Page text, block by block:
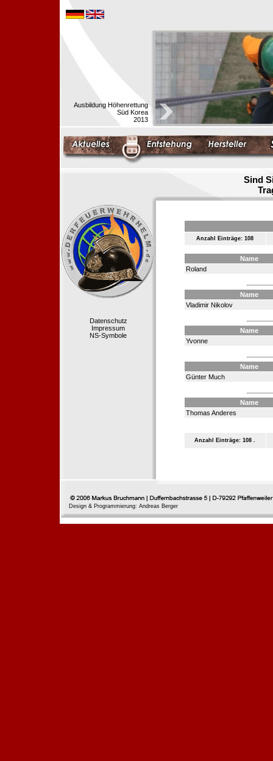
Ausbildung Höhenrettung
Süd Korea
2013
Sind
Datenschutz
Impressum
NS-Symbole
Anzahl Einträge: 108
Name
Roland
Name
Vladimir Nikolov
Name
Yvonne
Name
Günter Much
Name
Thomas Anderes
Anzahl Einträge: 108 .
Design & Programmierung: Andreas Berger